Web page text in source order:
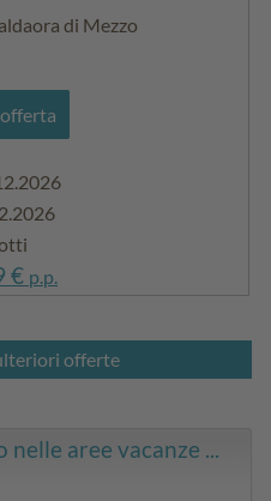
di Mezzo
€ p.p.
offerte
aree vacanze ...